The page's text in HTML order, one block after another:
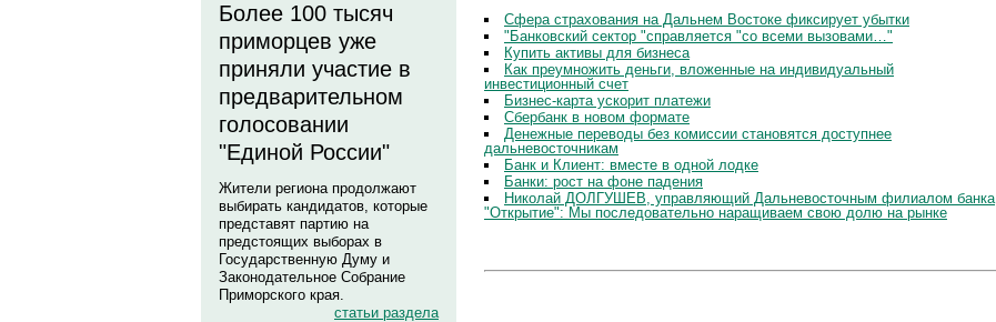
Более 100 тысяч
приморцев уже
приняли участие в
предварительном
голосовании
"Единой России"
Жители региона продолжают
выбирать кандидатов, которые
представят партию на
предстоящих выборах в
Государственную Думу и
Законодательное Собрание
Приморского края.
статьи раздела
Сфера страхования на Дальнем Востоке фиксирует убытки
"Банковский сектор "справляется "со всеми вызовами…"
Купить активы для бизнеса
Как преумножить деньги, вложенные на индивидуальный
инвестиционный счет
Бизнес-карта ускорит платежи
Сбербанк в новом формате
Денежные переводы без комиссии становятся доступнее
дальневосточникам
Банк и Клиент: вместе в одной лодке
Банки: рост на фоне падения
Николай ДОЛГУШЕВ, управляющий Дальневосточным филиалом банка
"Открытие": Мы последовательно наращиваем свою долю на рынке